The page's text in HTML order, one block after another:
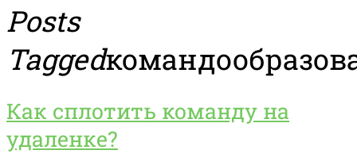
Posts
Tagged
Как сплотить команду на
удаленке?